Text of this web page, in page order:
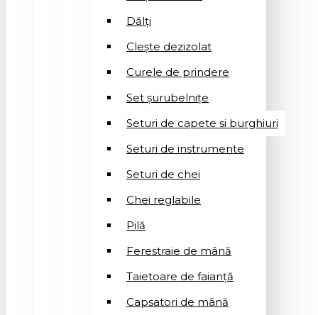
Dălți
Clește dezizolat
Curele de prindere
Set șurubelnițe
Seturi de capete si burghiuri
Seturi de instrumente
Seturi de chei
Chei reglabile
Pilă
Ferestraie de mână
Taietoare de faianță
Capsatori de mână